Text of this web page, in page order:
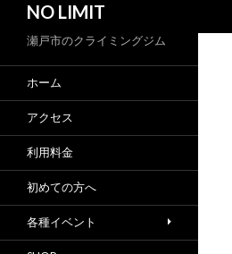
NO LIMIT
瀬戸市のクライミングジム
ホーム
アクセス
利用料金
初めての方へ
各種イベント